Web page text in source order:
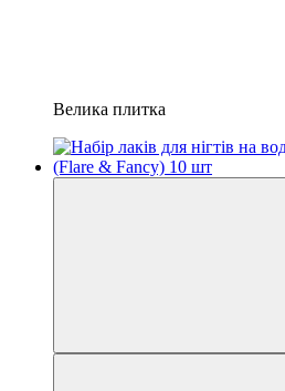
Велика плитка